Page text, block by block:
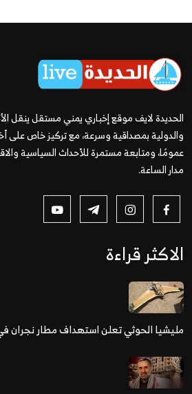
الحديدة لايف موقع إخباري يمني مستقل ينقل
والدولية بمصداقية وسرعة، مع تركيز خاص على
عمومًا، ومتابعة مستمرة للأحداث السياسية
مدار الساعة.
الاكثر قراءة
مليشيا الحوثي تعلن استهداف مطار نجران